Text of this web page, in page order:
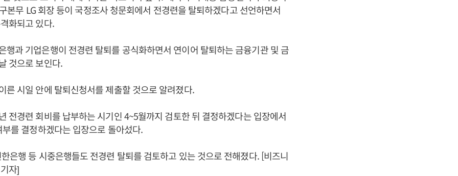
본무 LG 회장 등이 국정조사 청문회에서 전경련을 탈퇴하겠다고 선언하면서
화되고 있다.
행과 기업은행이 전경련 탈퇴를 공식화하면서 연이어 탈퇴하는 금융기관 및 금
것으로 보인다.
른 시일 안에 탈퇴신청서를 제출할 것으로 알려졌다.
전경련 회비를 납부하는 시기인 4~5월까지 검토한 뒤 결정하겠다는 입장에서
를 결정하겠다는 입장으로 돌아섰다.
은행 등 시중은행들도 전경련 탈퇴를 검토하고 있는 것으로 전해졌다. [비즈니
자]